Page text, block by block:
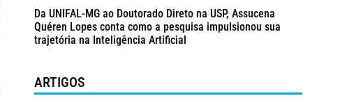
Da UNIFAL-MG ao Doutorado Direto na USP, Assucena
Quéren Lopes conta como a pesquisa impulsionou sua
trajetória na Inteligência Artificial
ARTIGOS